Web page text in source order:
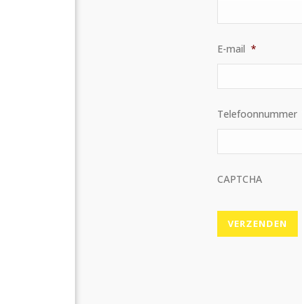
E-mail *
Telefoonnummer
CAPTCHA
VERZENDEN